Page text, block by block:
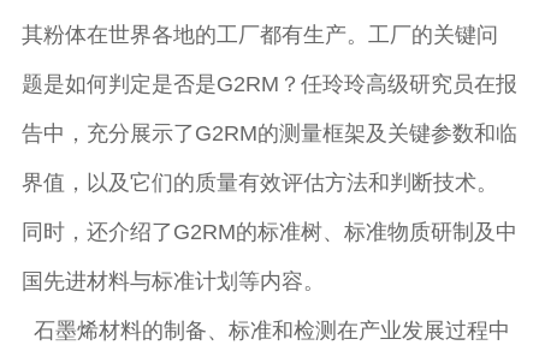
其粉体在世界各地的工厂都有生产。工厂的关键问
题是如何判定是否是G2RM？任玲玲高级研究员在报
告中，充分展示了G2RM的测量框架及关键参数和临
界值，以及它们的质量有效评估方法和判断技术。
同时，还介绍了G2RM的标准树、标准物质研制及中
国先进材料与标准计划等内容。
石墨烯材料的制备、标准和检测在产业发展过程中